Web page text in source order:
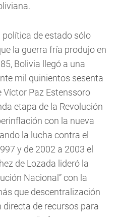
de estado sólo
la guerra fría produjo en
Bolivia llegó a una
mil quinientos sesenta
Víctor Paz Estenssoro
etapa de la Revolución
con la nueva
la lucha contra el
y de 2002 a 2003 el
de Lozada lideró la
Nacional” con la
que descentralización
de recursos para